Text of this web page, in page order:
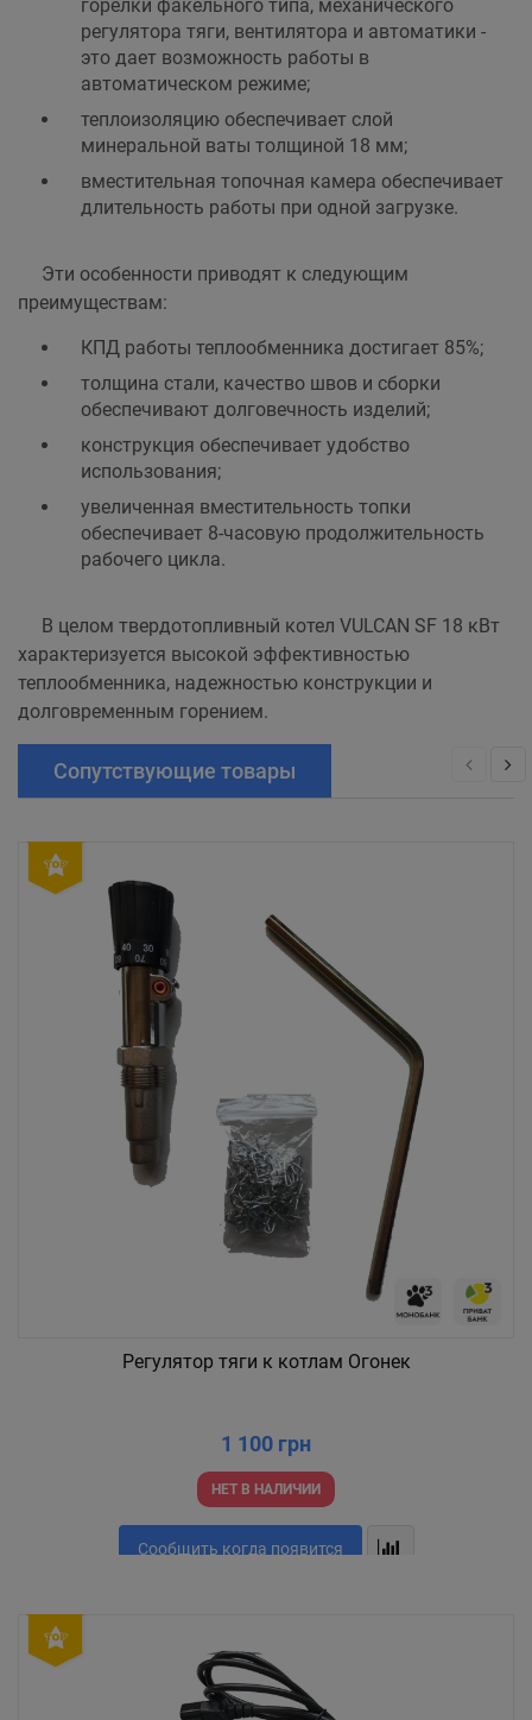
горелки факельного типа, механического
регулятора тяги, вентилятора и автоматики -
это дает возможность работы в
автоматическом режиме;
теплоизоляцию обеспечивает слой
минеральной ваты толщиной 18 мм;
вместительная топочная камера обеспечивает
длительность работы при одной загрузке.
Эти особенности приводят к следующим
преимуществам:
КПД работы теплообменника достигает 85%;
толщина стали, качество швов и сборки
обеспечивают долговечность изделий;
конструкция обеспечивает удобство
использования;
увеличенная вместительность топки
обеспечивает 8-часовую продолжительность
рабочего цикла.
В целом твердотопливный котел VULCAN SF 18 кВт
характеризуется высокой эффективностью
теплообменника, надежностью конструкции и
долговременным горением.
Сопутствующие товары
Регулятор тяги к котлам Огонек
1 100 грн
НЕТ В НАЛИЧИИ
Сообщить когда появится